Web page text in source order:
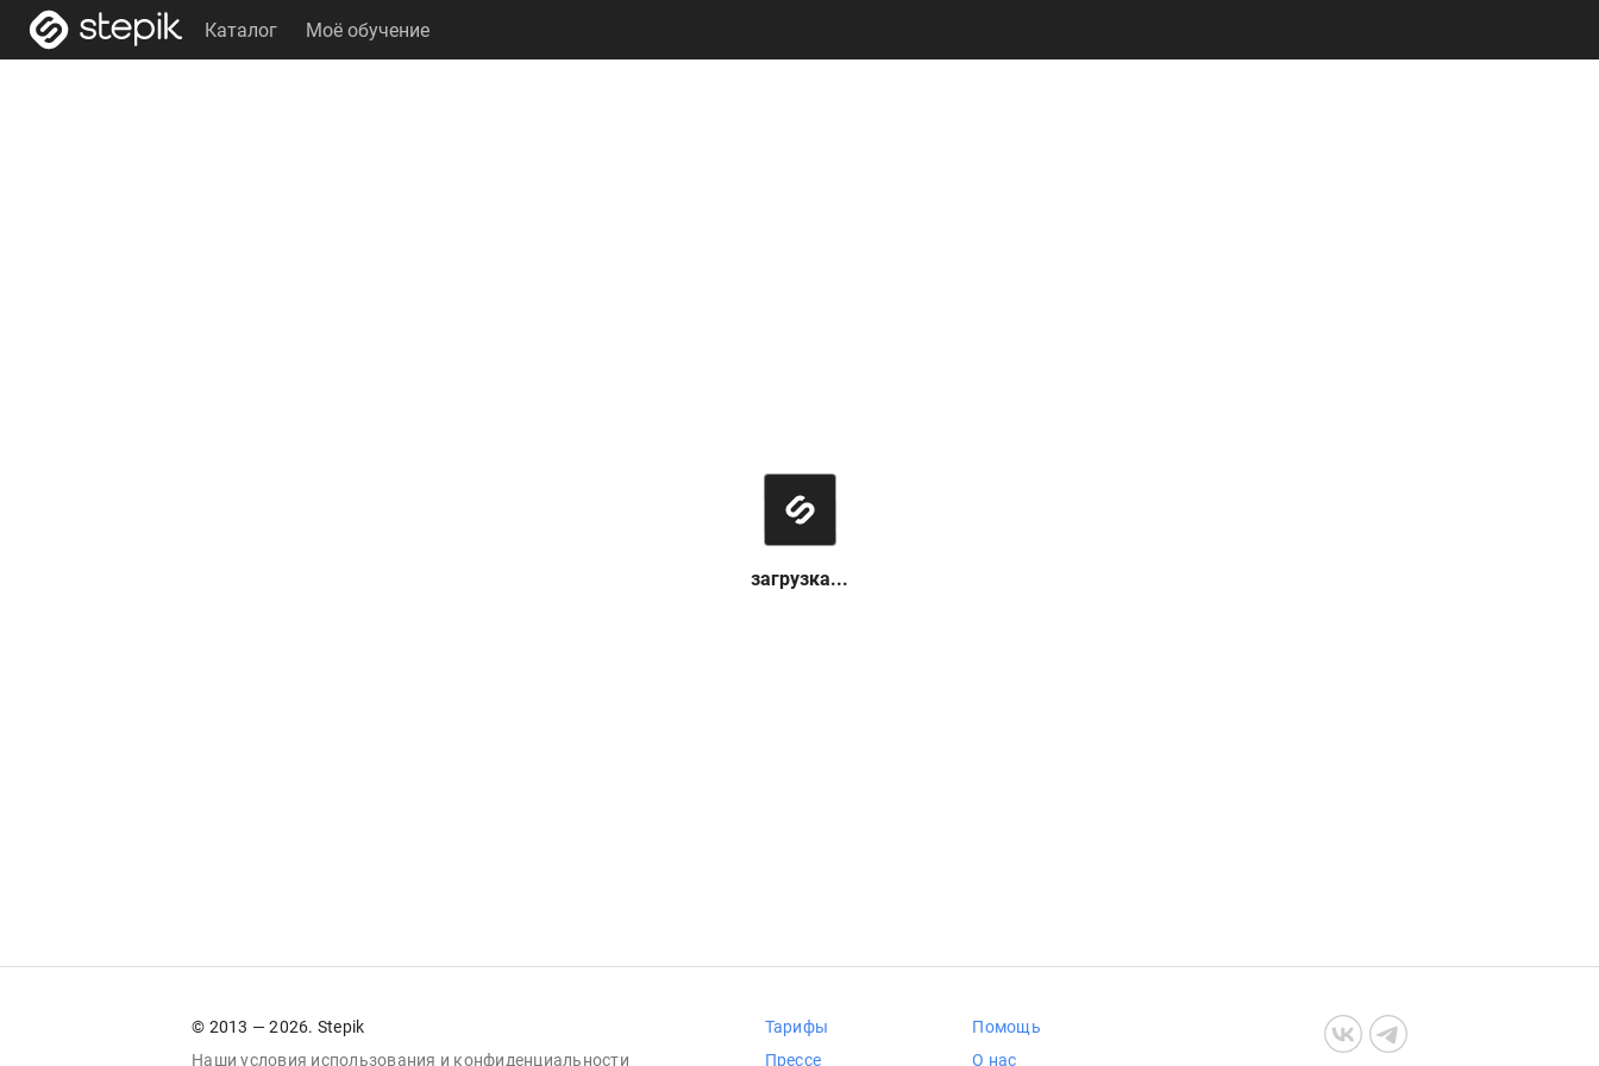
Каталог Моё обучение
загрузка...
© 2013 — 2026. Stepik
Наши условия использования и конфиденциальности
Тарифы
Прессе
Помощь
О нас